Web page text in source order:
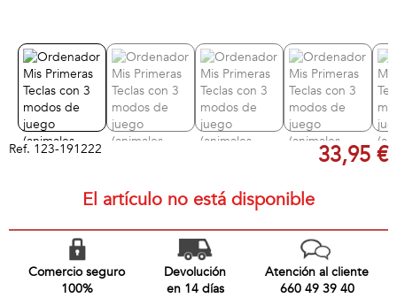
Ref. 123-191222 33,95 €
El artículo no está disponible
Comercio seguro
100%
Devolución
en 14 días
Atención al cliente
660 49 39 40